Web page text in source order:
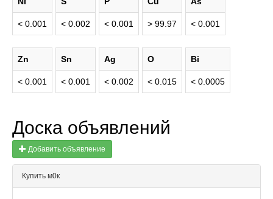
< 0.001 < 0.002 < 0.001 > 99.97 < 0.001
Zn
< 0.001
Sn
< 0.001
Ag
< 0.002
O
< 0.015
Bi
< 0.0005
Доска объявлений
Добавить объявление
Купить м0к